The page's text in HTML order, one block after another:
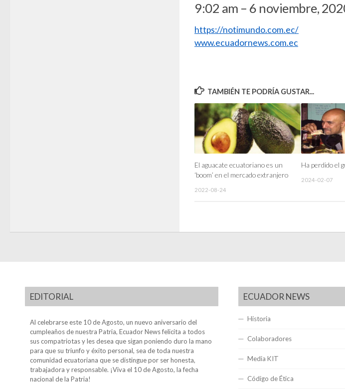
9:02 am – 6 noviembre,
https://notimundo.com.ec/
www.ecuadornews.com.ec
TAMBIÉN TE PODRÍA GUSTAR...
El aguacate ecuatoriano es un
‘boom’ en el mercado extranjero
2022-08-24
Ha perdido el
2024-02-07
EDITORIAL
Al celebrarse este 10 de Agosto, un nuevo aniversario del
cumpleaños de nuestra Patria, Ecuador News felicita a todos
sus compatriotas y les desea que sigan poniendo duro la mano
para que su triunfo y éxito personal, sea de toda nuestra
comunidad ecuatoriana que se distingue por ser honesta,
trabajadora y responsable. ¡Viva el 10 de Agosto, la fecha
nacional de la Patria!
ECUADOR NEWS
Historia
Colaboradores
Media KIT
Código de Ética